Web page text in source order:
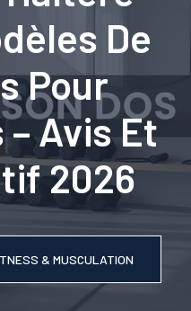
De
Pour
Avis Et
2026
& MUSCULATION